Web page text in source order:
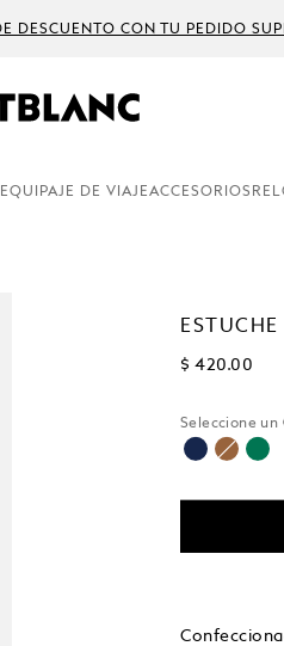
DESCUENTO CON TU PEDIDO
EQUIPAJE DE VIAJEACCESORIOS
$ 420.00
Seleccione un
seleccionado